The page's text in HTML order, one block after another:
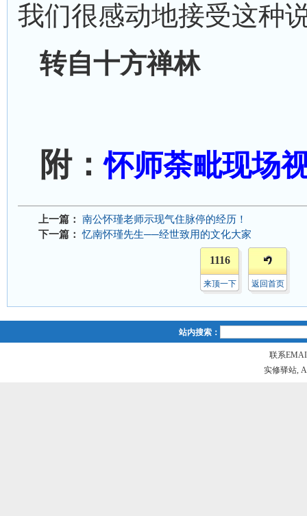
我们很感动地接受这种
转自十方禅林
附：怀师荼毗现场
上一篇：
南公怀瑾老师示现气住脉停的经历！
下一篇：
忆南怀瑾先生──经世致用的文化大家
1116
来顶一下 返回首页
站内搜索：
联系
实修驿站,